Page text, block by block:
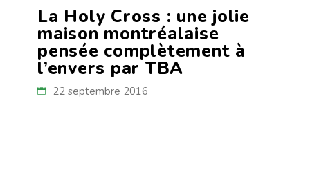
La Holy Cross : une jolie
maison montréalaise
pensée complètement à
l’envers par TBA
22 septembre 2016